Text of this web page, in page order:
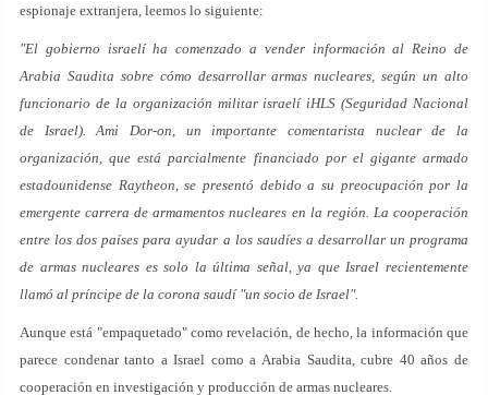
espionaje extranjera, leemos lo siguiente:
"El gobierno israelí ha comenzado a vender información al Reino de
Arabia Saudita sobre cómo desarrollar armas nucleares, según un alto
funcionario de la organización militar israelí iHLS (Seguridad Nacional
de Israel). Ami Dor-on, un importante comentarista nuclear de la
organización, que está parcialmente financiado por el gigante armado
estadounidense Raytheon, se presentó debido a su preocupación por la
emergente carrera de armamentos nucleares en la región. La cooperación
entre los dos países para ayudar a los saudíes a desarrollar un programa
de armas nucleares es solo la última señal, ya que Israel recientemente
llamó al príncipe de la corona saudí "un socio de Israel".
Aunque está "empaquetado" como revelación, de hecho, la información que
parece condenar tanto a Israel como a Arabia Saudita, cubre 40 años de
cooperación en investigación y producción de armas nucleares.